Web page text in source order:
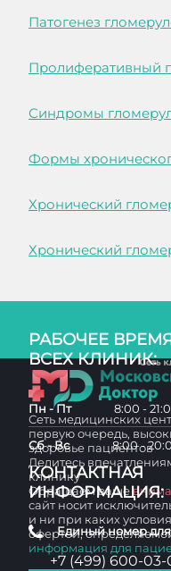
Патогенез
Пролиферативный
Синдромы
Формы
Хронический
Хронический
РАБОЧЕЕ
ВСЕХ КЛИНИК:
Пн - Пт 8:00 -
Сб - Вс 8:00 -
КОНТАКТНАЯ
ИНФОРМАЦИЯ:
Единый номер
+7 (499) 600-03-
Сеть медицинских
первую очередь,
здоровье пациентов
Делитесь
клинику
Обращаем ваше
сайт носит
и ни при каких
офертой,
информация для